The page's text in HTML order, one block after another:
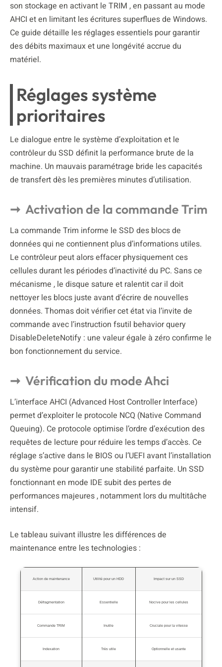
son stockage en activant le TRIM , en passant au mode
AHCI et en limitant les écritures superflues de Windows.
Ce guide détaille les réglages essentiels pour garantir
des débits maximaux et une longévité accrue du
matériel.
Réglages système
prioritaires
Le dialogue entre le système d’exploitation et le
contrôleur du SSD définit la performance brute de la
machine. Un mauvais paramétrage bride les capacités
de transfert dès les premières minutes d’utilisation.
Activation de la commande Trim
La commande Trim informe le SSD des blocs de
données qui ne contiennent plus d’informations utiles.
Le contrôleur peut alors effacer physiquement ces
cellules durant les périodes d’inactivité du PC. Sans ce
mécanisme , le disque sature et ralentit car il doit
nettoyer les blocs juste avant d’écrire de nouvelles
données. Thomas doit vérifier cet état via l’invite de
commande avec l’instruction fsutil behavior query
DisableDeleteNotify : une valeur égale à zéro confirme le
bon fonctionnement du service.
Vérification du mode Ahci
L’interface AHCI (Advanced Host Controller Interface)
permet d’exploiter le protocole NCQ (Native Command
Queuing). Ce protocole optimise l’ordre d’exécution des
requêtes de lecture pour réduire les temps d’accès. Ce
réglage s’active dans le BIOS ou l’UEFI avant l’installation
du système pour garantir une stabilité parfaite. Un SSD
fonctionnant en mode IDE subit des pertes de
performances majeures , notamment lors du multitâche
intensif.
Le tableau suivant illustre les différences de
maintenance entre les technologies :
Action de maintenance Utilité pour un HDD Impact sur un SSD
Défragmentation Essentielle Nocive pour les cellules
Commande TRIM Inutile Cruciale pour la vitesse
Indexation Très utile Optionnelle et usante